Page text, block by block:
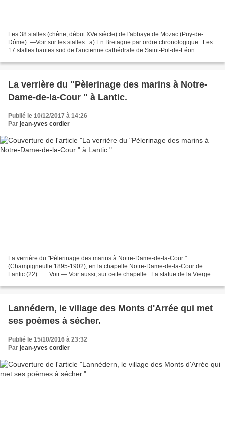
Les 38 stalles (chêne, début XVe siècle) de l'abbaye de Mozac (Puy-de-
Dôme). —Voir sur les stalles : a) En Bretagne par ordre chronologique : Les
17 stalles hautes sud de l'ancienne cathédrale de Saint-Pol-de-Léon.
La verrière du "Pèlerinage des marins à Notre-
Dame-de-la-Cour " à Lantic.
Publié le 10/12/2017 à 14:26
Par jean-yves cordier
La verrière du "Pèlerinage des marins à Notre-Dame-de-la-Cour "
(Champigneulle 1895-1902), en la chapelle Notre-Dame-de-la-Cour de
Lantic (22). . . . Voir — Voir aussi, sur cette chapelle : La statue de la Vierge à
Lannédern, le village des Monts d'Arrée qui met
ses poèmes à sécher.
Publié le 15/10/2016 à 23:32
Par jean-yves cordier